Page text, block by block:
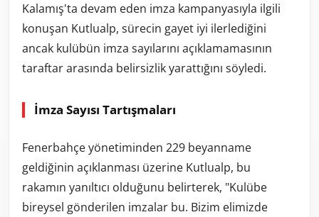
Kalamış'ta devam eden imza kampanyasıyla ilgili
konuşan Kutlualp, sürecin gayet iyi ilerlediğini
ancak kulübün imza sayılarını açıklamamasının
taraftar arasında belirsizlik yarattığını söyledi.
İmza Sayısı Tartışmaları
Fenerbahçe yönetiminden 229 beyanname
geldiğinin açıklanması üzerine Kutlualp, bu
rakamın yanıltıcı olduğunu belirterek, "Kulübe
bireysel gönderilen imzalar bu. Bizim elimizde